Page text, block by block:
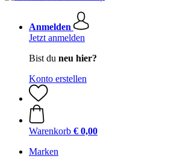
Anmelden
Jetzt anmelden
Bist du neu hier?
Konto erstellen
Warenkorb € 0,00
Marken